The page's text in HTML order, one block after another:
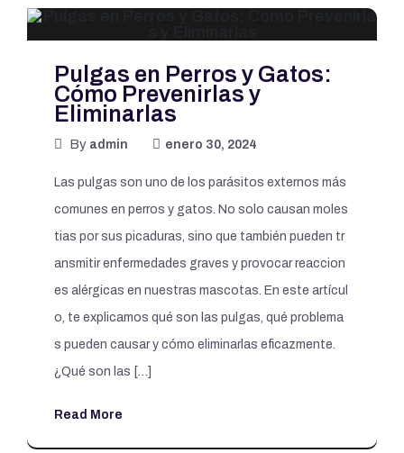
Pulgas en Perros y Gatos:
Cómo Prevenirlas y
Eliminarlas
By admin enero 30, 2024
Las pulgas son uno de los parásitos externos más
comunes en perros y gatos. No solo causan moles
tias por sus picaduras, sino que también pueden tr
ansmitir enfermedades graves y provocar reaccion
es alérgicas en nuestras mascotas. En este artícul
o, te explicamos qué son las pulgas, qué problema
s pueden causar y cómo eliminarlas eficazmente.
¿Qué son las […]
Read More